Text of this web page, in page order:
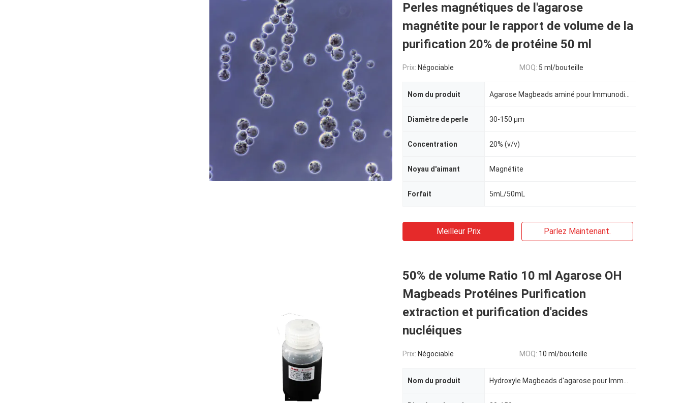
Perles magnétiques de l'agarose
magnétite pour le rapport de volume de la
purification 20% de protéine 50 ml
Prix: Négociable MOQ: 5 ml/bouteille
Nom du produit
Diamètre de perle 30-150 μm
Concentration 20% (v/v)
Noyau d'aimant Magnétite
Forfait 5mL/50mL
Meilleur Prix Parlez Maintenant.
50% de volume Ratio 10 ml Agarose OH
Magbeads Protéines Purification
extraction et purification d'acides
nucléiques
Prix: Négociable MOQ: 10 ml/bouteille
Nom du produit